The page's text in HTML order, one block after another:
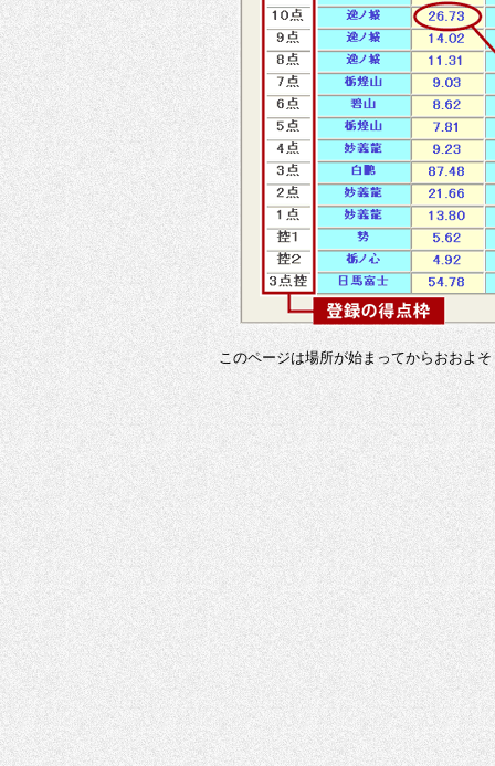
このページは場所が始まってからおおよ